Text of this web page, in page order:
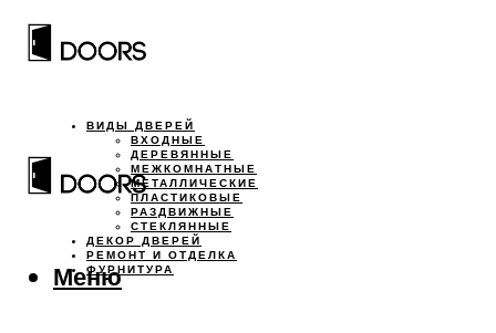
ВИДЫ ДВЕРЕЙ
ВХОДНЫЕ
ДЕРЕВЯННЫЕ
МЕЖКОМНАТНЫЕ
МЕТАЛЛИЧЕСКИЕ
ПЛАСТИКОВЫЕ
РАЗДВИЖНЫЕ
СТЕКЛЯННЫЕ
ДЕКОР ДВЕРЕЙ
РЕМОНТ И ОТДЕЛКА
ФУРНИТУРА
Меню